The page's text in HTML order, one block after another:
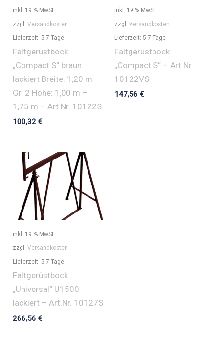
inkl. 19 % MwSt.
zzgl.Versandkosten
Lieferzeit: 5-7 Tage
Faltgerüstbock
„Compact S“ braun
lackiert Breite: 1,20 m
Gr. 2 Höhe: 1,00 m –
1,75 m – Art.Nr. 10122S
100,32€
inkl. 19 % MwSt.
zzgl. Versandkosten
Lieferzeit: 5-7 Tage
Faltgerüstbock
„Compact S“ – Art.Nr.
10122VS
147,56 €
inkl. 19 % MwSt.
zzgl.Versandkosten
Lieferzeit: 5-7 Tage
Faltgerüstbock
„Universal“ U1500
lackiert – Art.Nr. 10127S
266,56€